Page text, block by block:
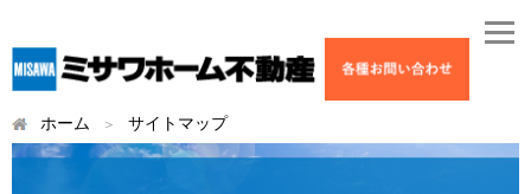
ホーム サイトマップ